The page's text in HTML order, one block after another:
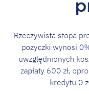
Rzeczywista stopa
pożyczki wynosi
uwzględnionych
zapłaty 600 zł,
kredytu 0